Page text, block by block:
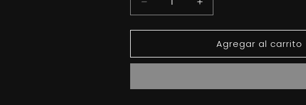
Reducir
cantidad
para
Melon
Aumentar
cantidad
para
Water
Melon
Agregar al carrito